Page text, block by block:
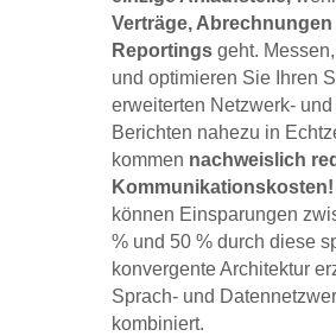
Verträge, Abrechnungen
Reportings geht.
und optimieren Sie Ihren
erweiterten Netzwerk- und
Berichten nahezu in
kommen nachweislich
Kommunikationskosten!
können Einsparungen
% und 50 % durch diese
konvergente Architektur
Sprach- und
kombiniert.